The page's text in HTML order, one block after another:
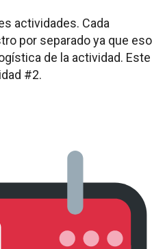
actividades. Cada
por separado ya que eso
de la actividad. Este
#2.